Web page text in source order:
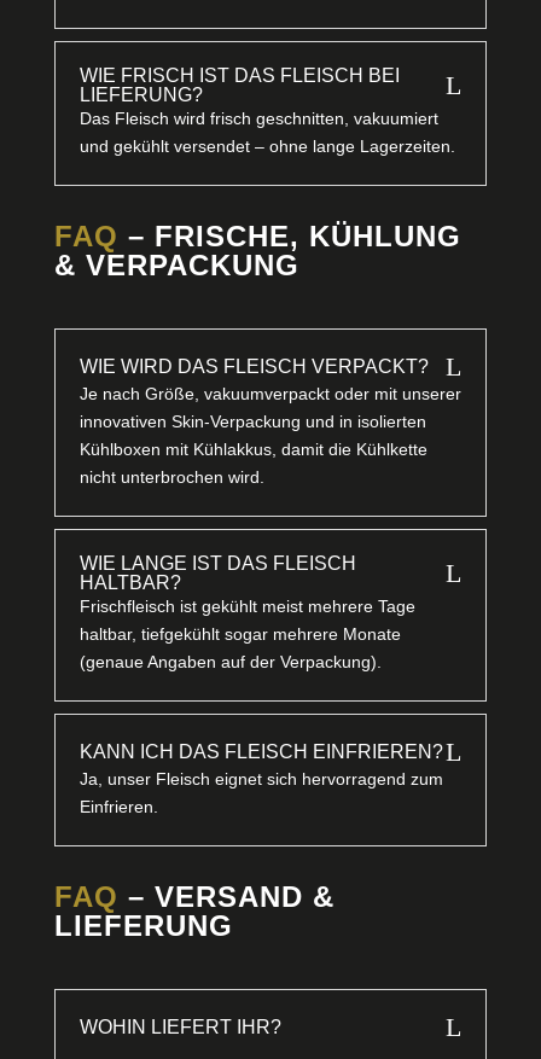
WIE FRISCH IST DAS FLEISCH BEI
LIEFERUNG?
L
Das Fleisch wird frisch geschnitten, vakuumiert
und gekühlt versendet – ohne lange Lagerzeiten.
FAQ – FRISCHE, KÜHLUNG
& VERPACKUNG
WIE WIRD DAS FLEISCH VERPACKT? L
Je nach Größe, vakuumverpackt oder mit unserer
innovativen Skin-Verpackung und in isolierten
Kühlboxen mit Kühlakkus, damit die Kühlkette
nicht unterbrochen wird.
WIE LANGE IST DAS FLEISCH
HALTBAR?
L
Frischfleisch ist gekühlt meist mehrere Tage
haltbar, tiefgekühlt sogar mehrere Monate
(genaue Angaben auf der Verpackung).
KANN ICH DAS FLEISCH EINFRIEREN?L
Ja, unser Fleisch eignet sich hervorragend zum
Einfrieren.
FAQ – VERSAND &
LIEFERUNG
WOHIN LIEFERT IHR? L